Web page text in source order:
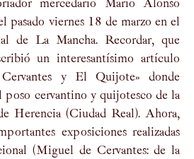
mercedario Mario Alonso
pasado viernes 18 de marzo en el
de La Mancha. Recordar, que
un interesantísimo artículo
y El Quijote» donde
poso cervantino y quijotesco de la
Herencia (Ciudad Real). Ahora,
exposiciones realizadas
(Miguel de Cervantes: de la